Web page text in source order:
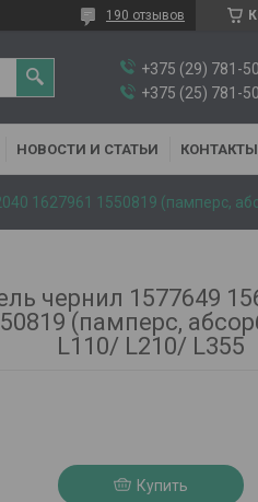
190 отзывов
+375 (29) 781-
+375 (25) 781-
НОВОСТИ И СТАТЬИ КОНТАКТЫ
чернил 1577649
(памперс,
L110/ L210/ L355
Купить